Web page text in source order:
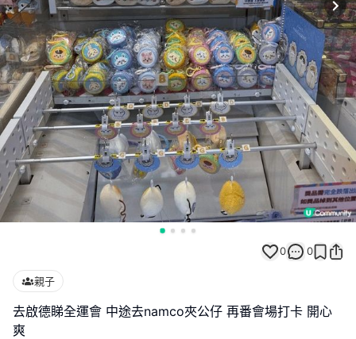
0 0
親子
去啟德睇全運會 中途去namco夾公仔 再番會場打卡 開心